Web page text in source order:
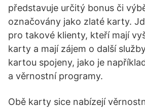
představuje určitý bonus či
označovány jako zlaté karty.
pro takové klienty, kteří mají
karty a mají zájem o další
kartou spojeny, jako je
a věrnostní programy.
Obě karty sice nabízejí